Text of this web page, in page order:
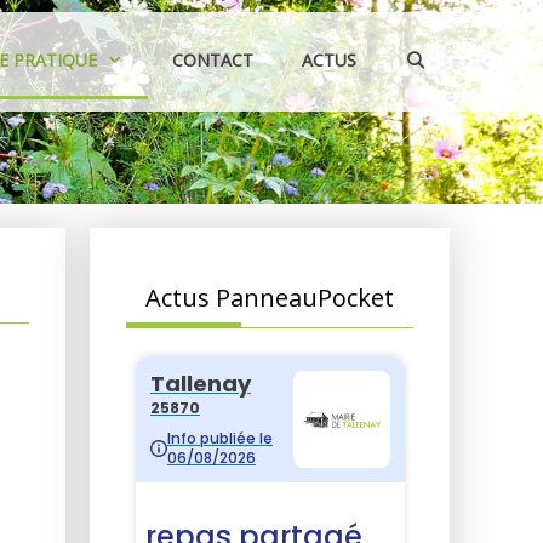
PRATIQUE CONTACT ACTUS
Actus PanneauPocket